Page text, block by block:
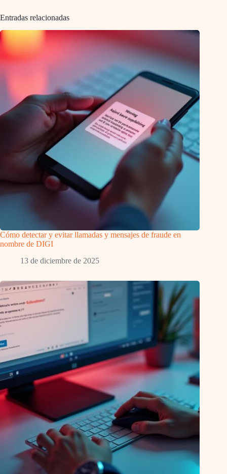
Entradas relacionadas
Cómo detectar y evitar llamadas y mensajes de fraude en
nombre de DIGI
13 de diciembre de 2025